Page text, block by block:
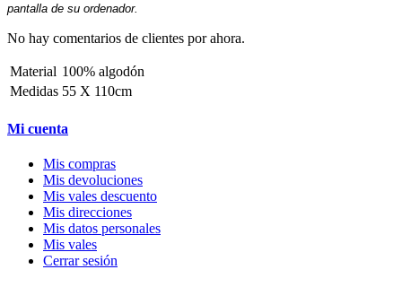
pantalla de su ordenador.
No hay comentarios de clientes por ahora.
Material 100% algodón
Medidas 55 X 110cm
Mi cuenta
Mis compras
Mis devoluciones
Mis vales descuento
Mis direcciones
Mis datos personales
Mis vales
Cerrar sesión